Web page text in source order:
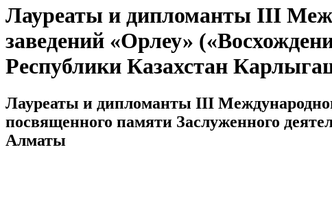
Лауреаты и дипломанты III
заведений «Орлеу»
Республики Казахстан
Лауреаты и дипломанты III
посвященного памяти Заслуженного
Алматы